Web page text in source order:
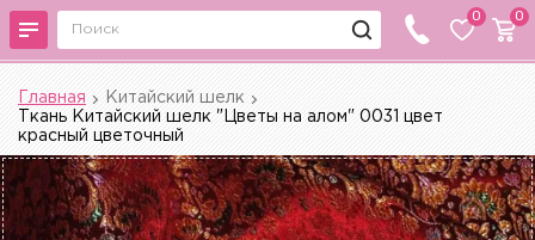
0 0
Главная
Китайский шелк
Ткань Китайский шелк "Цветы на алом" 0031 цвет
красный цветочный